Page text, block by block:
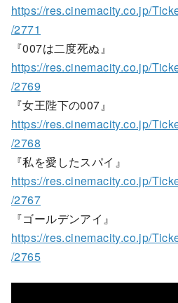
https://res.cinemacity.co.jp/
/2771
『007は二度死ぬ』
https://res.cinemacity.co.jp/
/2769
『女王陛下の007』
https://res.cinemacity.co.jp/
/2768
『私を愛したスパイ』
https://res.cinemacity.co.jp/
/2767
『ゴールデンアイ』
https://res.cinemacity.co.jp/
/2765